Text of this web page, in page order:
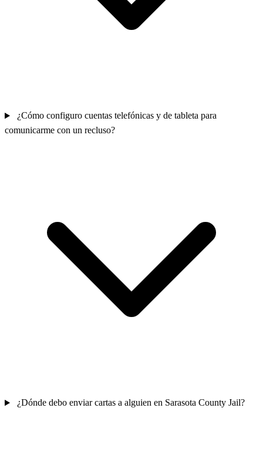
¿Cómo configuro cuentas telefónicas y de tableta para
comunicarme con un recluso?
¿Dónde debo enviar cartas a alguien en Sarasota County Jail?